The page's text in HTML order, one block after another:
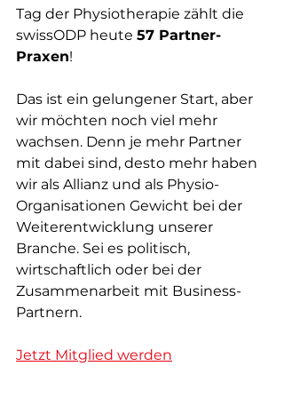
Tag der Physiotherapie zählt die
swissODP heute 57 Partner-
Praxen!
Das ist ein gelungener Start, aber
wir möchten noch viel mehr
wachsen. Denn je mehr Partner
mit dabei sind, desto mehr haben
wir als Allianz und als Physio-
Organisationen Gewicht bei der
Weiterentwicklung unserer
Branche. Sei es politisch,
wirtschaftlich oder bei der
Zusammenarbeit mit Business-
Partnern.
Jetzt Mitglied werden